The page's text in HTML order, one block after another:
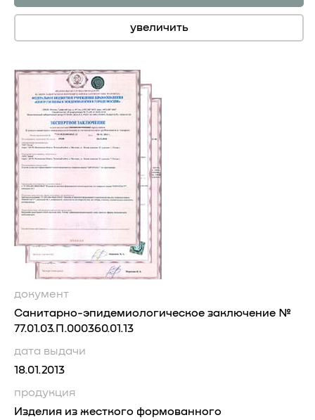
увеличить
документ
Санитарно-эпидемиологическое заключение №
77.01.03.П.000360.01.13
дата выдачи
18.01.2013
продукция
Изделия из жесткого формованного